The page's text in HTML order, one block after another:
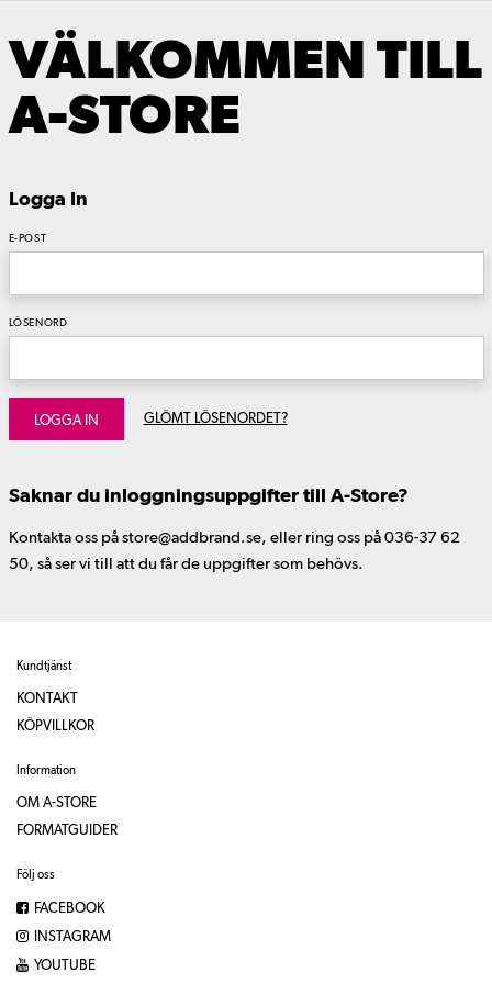
VÄLKOMMEN TILL
A-STORE
Logga In
E-POST
LÖSENORD
LOGGA IN GLÖMT LÖSENORDET?
Saknar du inloggningsuppgifter till A-Store?
Kontakta oss på store@addbrand.se, eller ring oss på 036-37 62
50, så ser vi till att du får de uppgifter som behövs.
Kundtjänst
KONTAKT
KÖPVILLKOR
Information
OM A-STORE
FORMATGUIDER
Följ oss
FACEBOOK
INSTAGRAM
YOUTUBE